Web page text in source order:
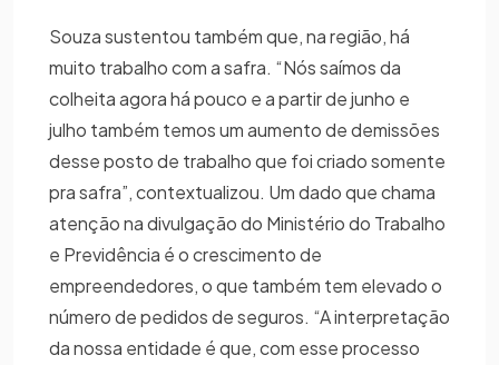
Souza sustentou também que, na região, há
muito trabalho com a safra. “Nós saímos da
colheita agora há pouco e a partir de junho e
julho também temos um aumento de demissões
desse posto de trabalho que foi criado somente
pra safra”, contextualizou. Um dado que chama
atenção na divulgação do Ministério do Trabalho
e Previdência é o crescimento de
empreendedores, o que também tem elevado o
número de pedidos de seguros. “A interpretação
da nossa entidade é que, com esse processo